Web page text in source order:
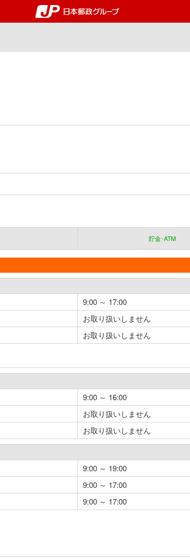
郵便局・日本郵政グルー
貯金･ATM
9:00 ～ 17:00
お取り扱いしません
お取り扱いしません
9:00 ～ 16:00
お取り扱いしません
お取り扱いしません
9:00 ～ 19:00
9:00 ～ 17:00
9:00 ～ 17:00